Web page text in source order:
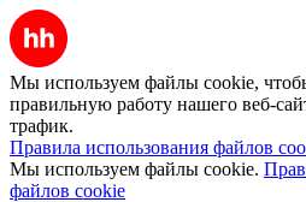
Мы используем файлы cookie,
правильную работу нашего веб-
трафик.
Правила использования файлов
Мы используем файлы cookie.
файлов cookie